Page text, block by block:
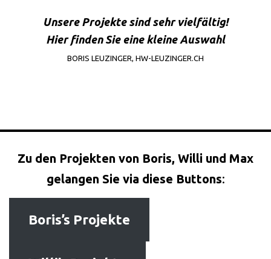
Unsere Projekte sind sehr vielfältig!
Hier finden Sie eine kleine Auswahl
BORIS LEUZINGER, HW-LEUZINGER.CH
Zu den Projekten von Boris, Willi und Max
gelangen Sie via diese Buttons:
Boris’s Projekte